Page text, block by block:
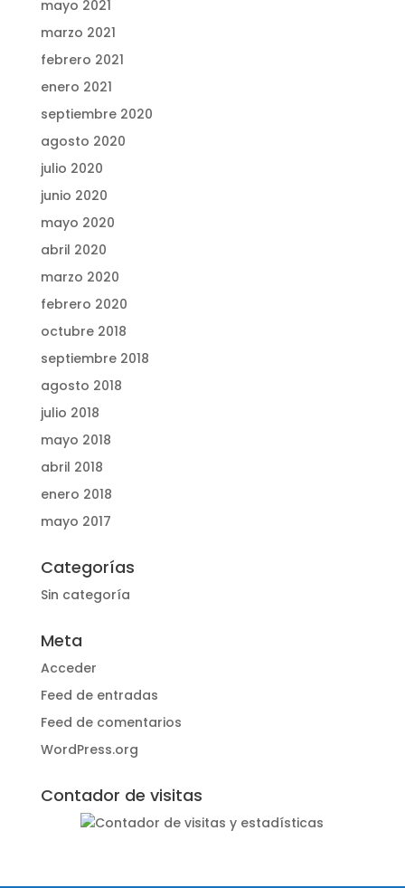
mayo 2021
marzo 2021
febrero 2021
enero 2021
septiembre 2020
agosto 2020
julio 2020
junio 2020
mayo 2020
abril 2020
marzo 2020
febrero 2020
octubre 2018
septiembre 2018
agosto 2018
julio 2018
mayo 2018
abril 2018
enero 2018
mayo 2017
Categorías
Sin categoría
Meta
Acceder
Feed de entradas
Feed de comentarios
WordPress.org
Contador de visitas